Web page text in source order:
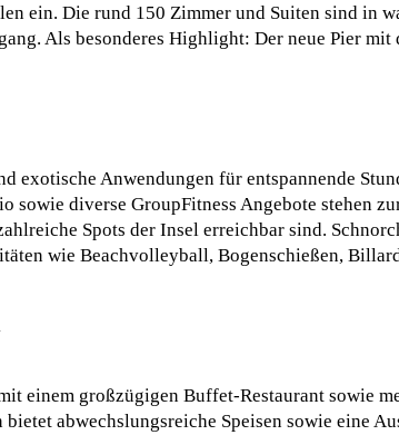
ein. Die rund 150 Zimmer und Suiten sind in
Als besonderes Highlight: Der neue Pier mit
exotische Anwendungen für entspannende
diverse GroupFitness Angebote stehen
Spots der Insel erreichbar sind.
wie Beachvolleyball, Bogenschießen,
großzügigen Buffet-Restaurant sowie
abwechslungsreiche Speisen sowie eine